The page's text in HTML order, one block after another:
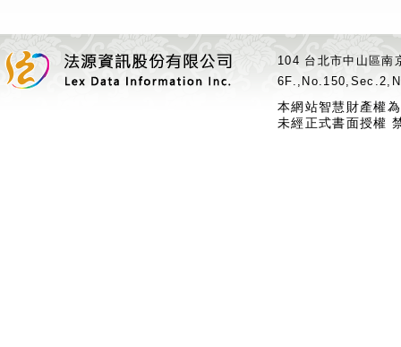
104 台北市中山區
本網站智慧財產權
未經正式書面授權